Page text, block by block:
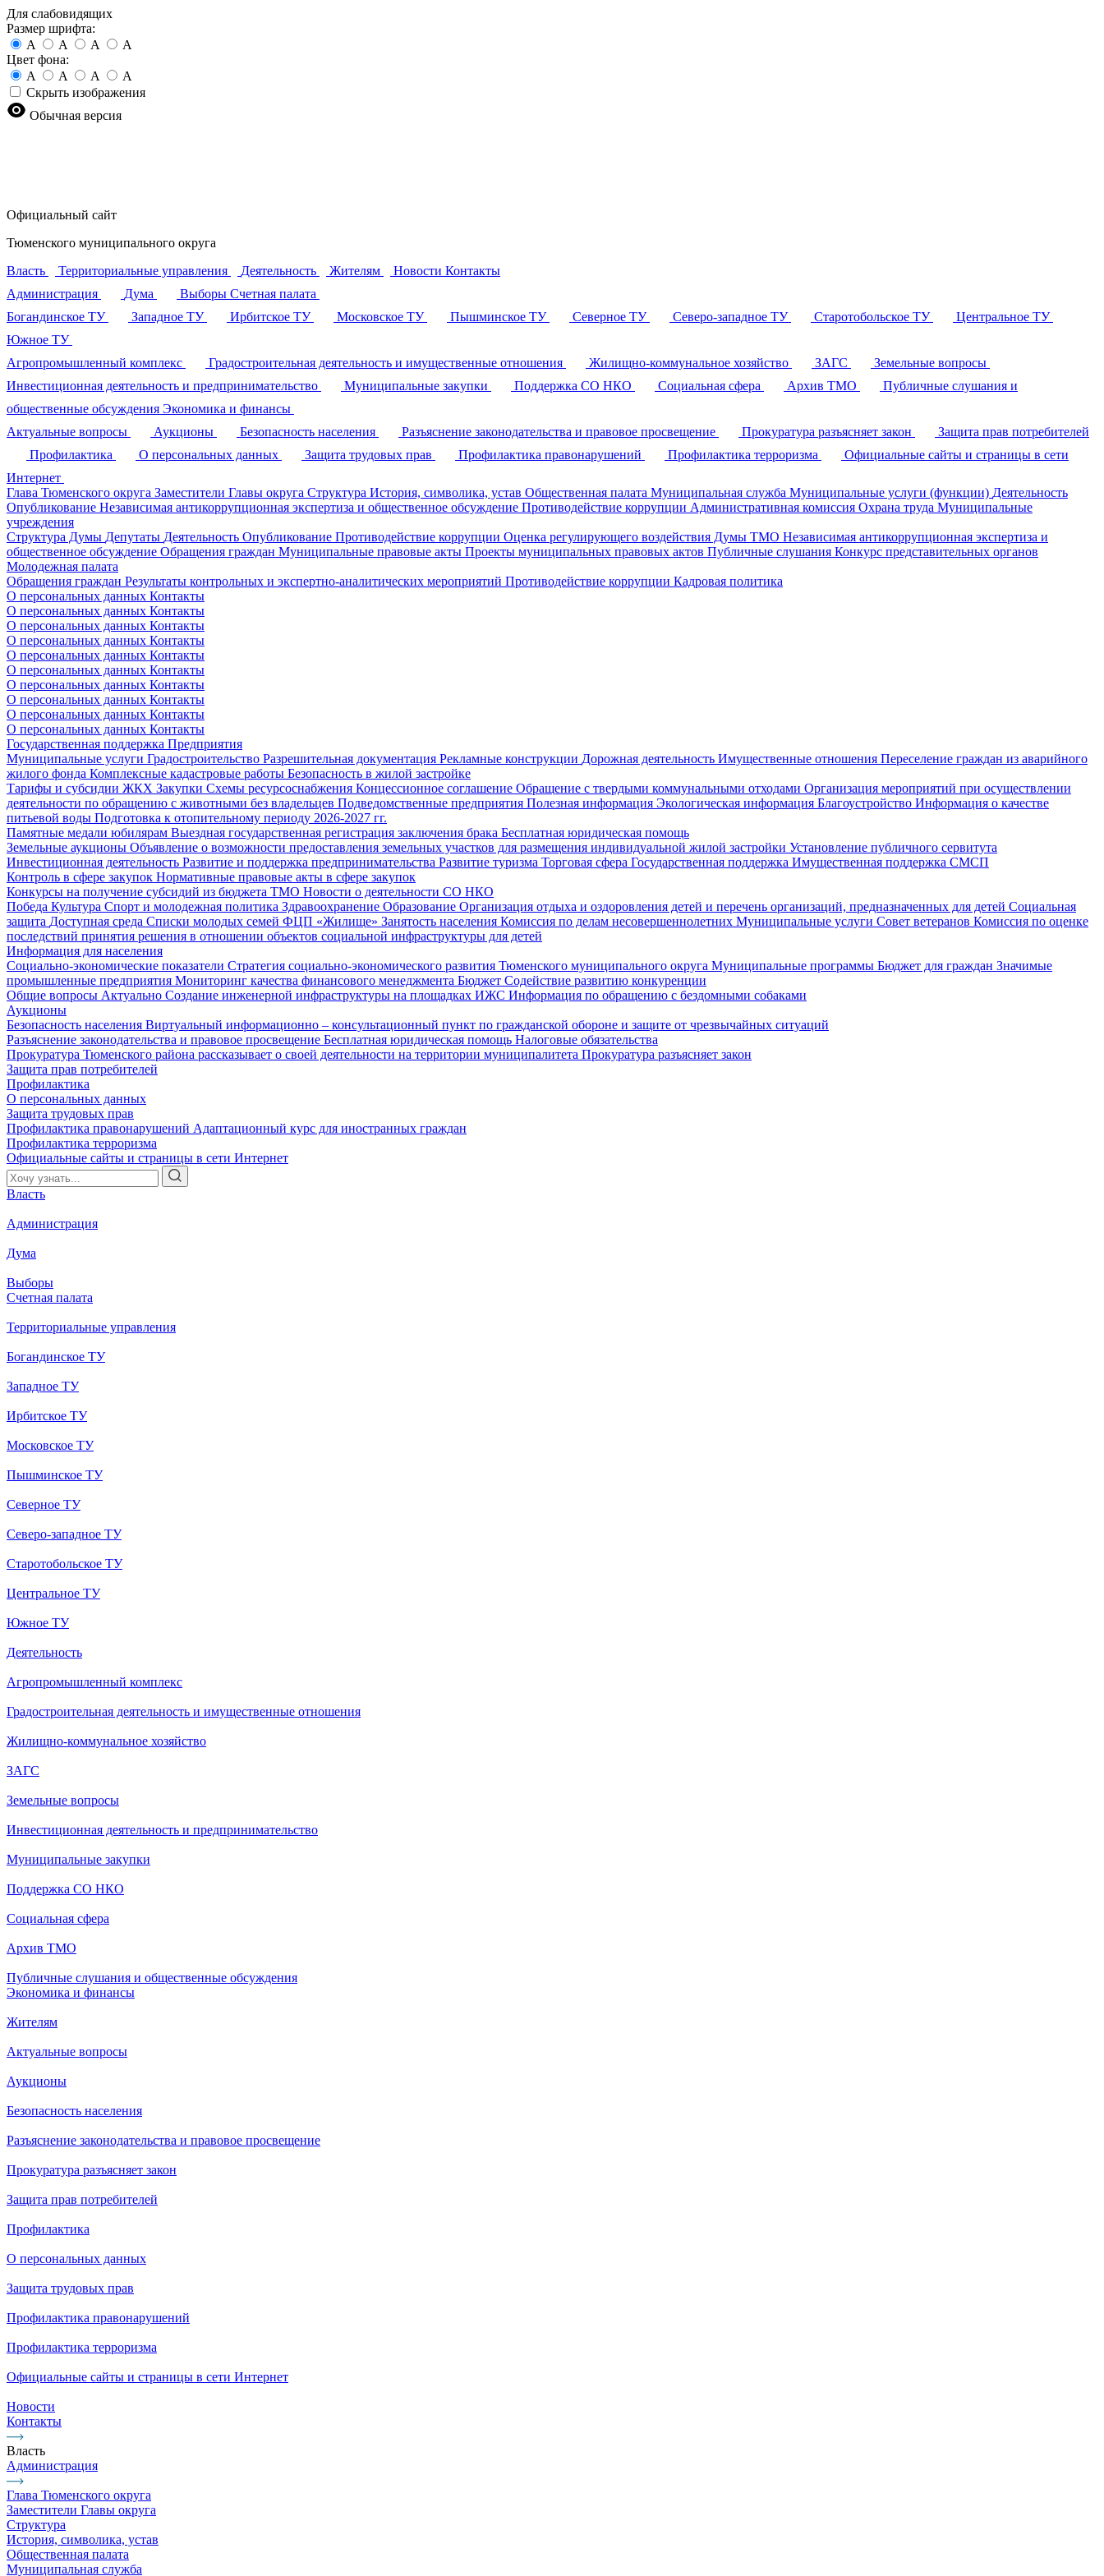
Для слабовидящих
Размер шрифта:
A
A A
A
Цвет фона:
A
A A
A
Скрыть изображения
Обычная версия
Официальный сайт
Тюменского муниципального округа
Власть
Территориальные управления Деятельность Жителям Новости Контакты
Администрация
Дума Выборы Счетная палата
Богандинское ТУ
Западное ТУ Ирбитское ТУ Московское ТУ Пышминское ТУ Северное ТУ Северо-западное ТУ Старотобольское ТУ
Центральное ТУ
Южное ТУ
Агропромышленный комплекс
Градостроительная деятельность и имущественные отношения Жилищно-коммунальное хозяйство ЗАГС
Земельные вопросы
Инвестиционная деятельность и предпринимательство
Муниципальные закупки Поддержка СО НКО Социальная сфера Архив ТМО
Публичные слушания и
общественные обсуждения Экономика и финансы
Актуальные вопросы
Аукционы Безопасность населения Разъяснение законодательства и правовое просвещение Прокуратура разъясняет закон
Защита прав потребителей
Профилактика
О персональных данных Защита трудовых прав Профилактика правонарушений Профилактика терроризма
Официальные сайты и страницы в сети
Интернет
Глава Тюменского округа Заместители Главы округа Структура История, символика, устав Общественная палата Муниципальная служба Муниципальные услуги (функции) Деятельность
Опубликование Независимая антикоррупционная экспертиза и общественное обсуждение Противодействие коррупции Административная комиссия Охрана труда Муниципальные
учреждения
Структура Думы Депутаты Деятельность Опубликование Противодействие коррупции Оценка регулирующего воздействия Думы ТМО Независимая антикоррупционная экспертиза и
общественное обсуждение Обращения граждан Муниципальные правовые акты Проекты муниципальных правовых актов Публичные слушания Конкурс представительных органов
Молодежная палата
Обращения граждан Результаты контрольных и экспертно-аналитических мероприятий Противодействие коррупции Кадровая политика
О персональных данных Контакты
О персональных данных Контакты
О персональных данных Контакты
О персональных данных Контакты
О персональных данных Контакты
О персональных данных Контакты
О персональных данных Контакты
О персональных данных Контакты
О персональных данных Контакты
О персональных данных Контакты
Государственная поддержка Предприятия
Муниципальные услуги Градостроительство Разрешительная документация Рекламные конструкции Дорожная деятельность Имущественные отношения Переселение граждан из аварийного
жилого фонда Комплексные кадастровые работы Безопасность в жилой застройке
Тарифы и субсидии ЖКХ Закупки Схемы ресурсоснабжения Концессионное соглашение Обращение с твердыми коммунальными отходами Организация мероприятий при осуществлении
деятельности по обращению с животными без владельцев Подведомственные предприятия Полезная информация Экологическая информация Благоустройство Информация о качестве
питьевой воды Подготовка к отопительному периоду 2026-2027 гг.
Памятные медали юбилярам Выездная государственная регистрация заключения брака Бесплатная юридическая помощь
Земельные аукционы Объявление о возможности предоставления земельных участков для размещения индивидуальной жилой застройки Установление публичного сервитута
Инвестиционная деятельность Развитие и поддержка предпринимательства Развитие туризма Торговая сфера Государственная поддержка Имущественная поддержка СМСП
Контроль в сфере закупок Нормативные правовые акты в сфере закупок
Конкурсы на получение субсидий из бюджета ТМО Новости о деятельности СО НКО
Победа Культура Спорт и молодежная политика Здравоохранение Образование Организация отдыха и оздоровления детей и перечень организаций, предназначенных для детей Социальная
защита Доступная среда Списки молодых семей ФЦП «Жилище» Занятость населения Комиссия по делам несовершеннолетних Муниципальные услуги Совет ветеранов Комиссия по оценке
последствий принятия решения в отношении объектов социальной инфраструктуры для детей
Информация для населения
Социально-экономические показатели Стратегия социально-экономического развития Тюменского муниципального округа Муниципальные программы Бюджет для граждан Значимые
промышленные предприятия Мониторинг качества финансового менеджмента Бюджет Содействие развитию конкуренции
Общие вопросы Актуально Создание инженерной инфраструктуры на площадках ИЖС Информация по обращению с бездомными собаками
Аукционы
Безопасность населения Виртуальный информационно – консультационный пункт по гражданской обороне и защите от чрезвычайных ситуаций
Разъяснение законодательства и правовое просвещение Бесплатная юридическая помощь Налоговые обязательства
Прокуратура Тюменского района рассказывает о своей деятельности на территории муниципалитета Прокуратура разъясняет закон
Защита прав потребителей
Профилактика
О персональных данных
Защита трудовых прав
Профилактика правонарушений Адаптационный курс для иностранных граждан
Профилактика терроризма
Официальные сайты и страницы в сети Интернет
Власть
Администрация
Дума
Выборы
Счетная палата
Территориальные управления
Богандинское ТУ
Западное ТУ
Ирбитское ТУ
Московское ТУ
Пышминское ТУ
Северное ТУ
Северо-западное ТУ
Старотобольское ТУ
Центральное ТУ
Южное ТУ
Деятельность
Агропромышленный комплекс
Градостроительная деятельность и имущественные отношения
Жилищно-коммунальное хозяйство
ЗАГС
Земельные вопросы
Инвестиционная деятельность и предпринимательство
Муниципальные закупки
Поддержка СО НКО
Социальная сфера
Архив ТМО
Публичные слушания и общественные обсуждения
Экономика и финансы
Жителям
Актуальные вопросы
Аукционы
Безопасность населения
Разъяснение законодательства и правовое просвещение
Прокуратура разъясняет закон
Защита прав потребителей
Профилактика
О персональных данных
Защита трудовых прав
Профилактика правонарушений
Профилактика терроризма
Официальные сайты и страницы в сети Интернет
Новости
Контакты
Власть
Администрация
Глава Тюменского округа
Заместители Главы округа
Структура
История, символика, устав
Общественная палата
Муниципальная служба